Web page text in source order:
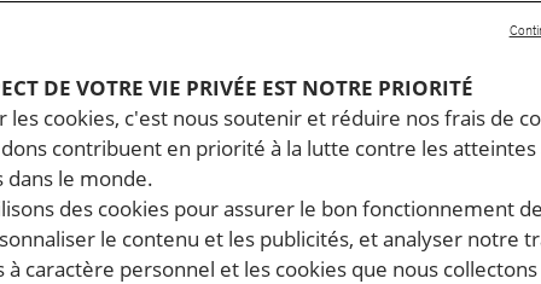
Amnesty International analyse dans son rapport annuel
humains dans le monde. Un an d’enquête, 144
ce qu’il faut savoir sur les droits humains au
des manifestant·e·s. Les autorités ont continué à
à la sélection des commissaires chargés d’enquêter
et des violences.
DE VOTRE VIE PRIVÉE EST NOTRE PRIORITÉ
les cookies, c'est nous soutenir et réduire nos frais de
contribuent en priorité à la lutte contre les
dans le monde.
des cookies pour assurer le bon fonctionnement
le contenu et les publicités, et analyser notre
à caractère personnel et les cookies que nous